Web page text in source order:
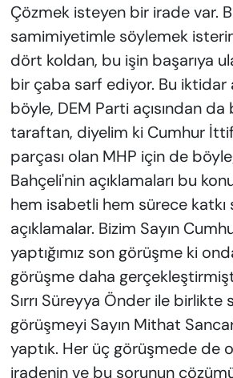
Çözmek isteyen bir irade var.
samimiyetimle söylemek
dört koldan, bu işin başarıya
bir çaba sarf ediyor. Bu iktidar
böyle, DEM Parti açısından da
taraftan, diyelim ki Cumhur
parçası olan MHP için de
Bahçeli'nin açıklamaları bu
hem isabetli hem sürece katkı
açıklamalar. Bizim Sayın
yaptığımız son görüşme ki
görüşme daha
Sırrı Süreyya Önder ile birlikte
görüşmeyi Sayın Mithat
yaptık. Her üç görüşmede de
iradenin ve bu sorunun